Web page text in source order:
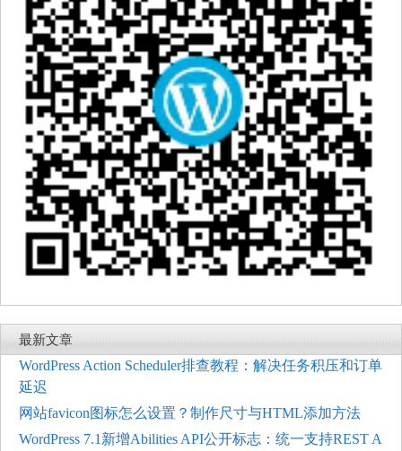
最新文章
WordPress Action Scheduler排查教程：解决任务积压和订单
延迟
网站favicon图标怎么设置？制作尺寸与HTML添加方法
WordPress 7.1新增Abilities API公开标志：统一支持REST A